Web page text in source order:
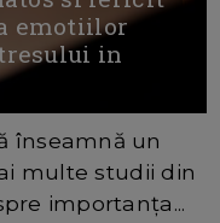
emotiilor
in
înseamnă un
multe studii din
importanța...